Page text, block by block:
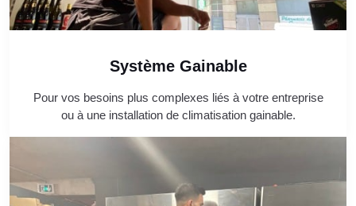
Système Gainable
Pour vos besoins plus complexes liés à votre entreprise
ou à une installation de climatisation gainable.